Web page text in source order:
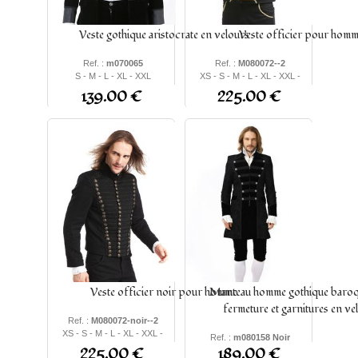
Veste gothique aristocrate en velours
Ref. : m070065
S - M - L - XL - XXL
139.00 €
Veste officier pour
Ref. : M080072--2
XS - S - M - L - XL - XXL -
XXXL
225.00 €
Veste officier noir pour homme
Ref. : M080072-noir--2
XS - S - M - L - XL - XXL -
XXXL
Manteau homme gothique
fermeture et garnitures en
Ref. : m080158 Noir
S - M - L - XL - 4XL - 5XL -